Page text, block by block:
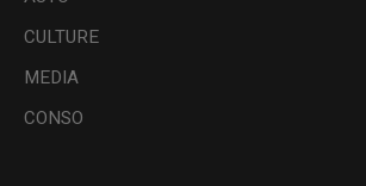
CULTURE
MEDIA
CONSO